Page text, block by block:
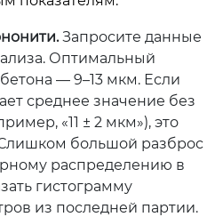
Запросите данные
Оптимальный
— 9–13 мкм. Если
среднее значение без
«11 ± 2 мкм»), это
большой разброс
распределению в
гистограмму
из последней партии.